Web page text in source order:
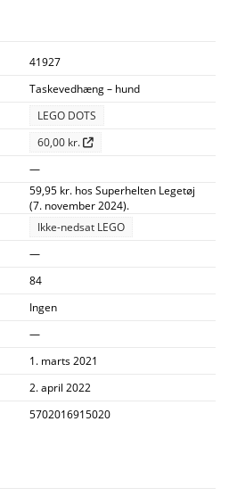
41927
Taskevedhæng – hund
LEGO DOTS
60,00 kr.
—
59,95 kr. hos Superhelten Legetøj
(7. november 2024).
Ikke-nedsat LEGO
—
84
Ingen
—
1. marts 2021
2. april 2022
5702016915020